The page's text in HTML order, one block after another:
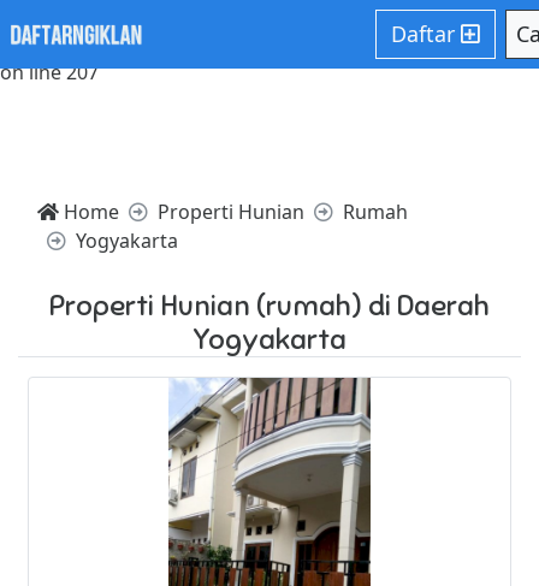
Notice: Trying to access array offset on value of type null in
/home/websiteden/public_html/daftarngiklan.com/core/
on line 207
Daftar
Home Properti Hunian
Rumah
Yogyakarta
Properti Hunian (rumah) di Daerah
Yogyakarta